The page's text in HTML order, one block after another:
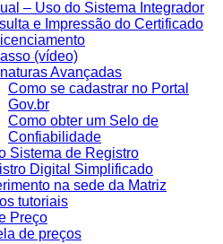
– Uso do Sistema Integrador
e Impressão do Certificado
(vídeo)
Avançadas
Como se cadastrar no Portal
Gov.br
Como obter um Selo de
Confiabilidade
Sistema de Registro
Digital Simplificado
na sede da Matriz
tutoriais
Preço
de preços